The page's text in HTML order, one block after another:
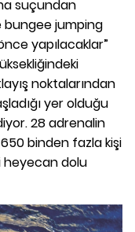
suçundan
bungee jumping
yapılacaklar”
noktalarından
yer olduğu
28 adrenalin
binden fazla kişi
heyecan dolu